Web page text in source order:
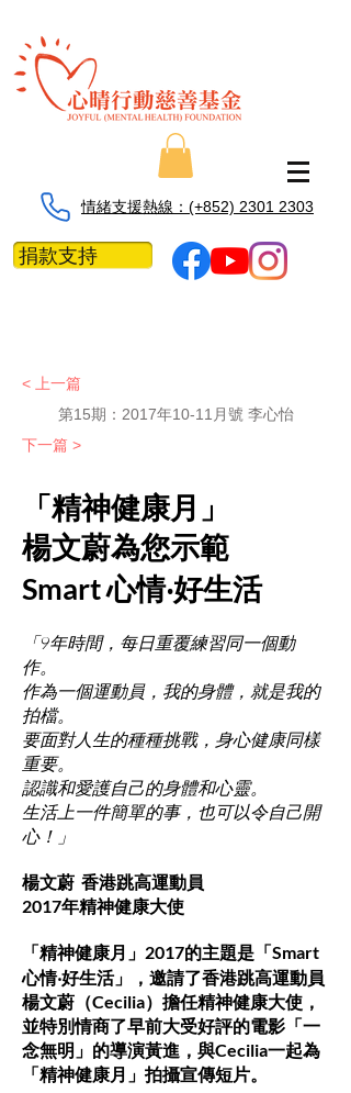
情緒支援熱線：​​(+852) 2301 2303
捐款支持
< 上一篇
第15期：2017年10-11月號 李心怡
下一篇 >
「精神健康月」
楊文蔚為您示範
Smart 心情‧好生活
「9年時間，每日重覆練習同一個動
作。
作為一個運動員，我的身體，就是我的
拍檔。
要面對人生的種種挑戰，身心健康同樣
重要。
認識和愛護自己的身體和心靈。
生活上一件簡單的事，也可以令自己開
心！」
楊文蔚 香港跳高運動員
2017年精神健康大使
「精神健康月」2017的主題是「Smart
心情‧好生活」，邀請了香港跳高運動員
楊文蔚（Cecilia）擔任精神健康大使，
並特別情商了早前大受好評的電影「一
念無明」的導演黃進，與Cecilia一起為
「精神健康月」拍攝宣傳短片。